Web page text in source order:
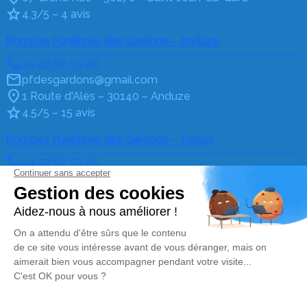
4.3/5 – 4 avis
Pompes Funèbres des Gardons – Anduze
04 22 67 03 46
pfdesgardons@gmail.com
1 Route d'Alès – 30140 – Anduze
4.5/5 – 15 avis
Pompes Funèbres des Gardons – Tornac
04 22 67 03 46
pfdesgardons@gmail.com
La Madeleine Tornac – 30140 – Tornac
4.5/5 – 6 avis
Nos Services
Organiser des obsèques
Monuments funéraires
Services aux familles
Liens utiles
Avis de décès
Demande de rendez-vous